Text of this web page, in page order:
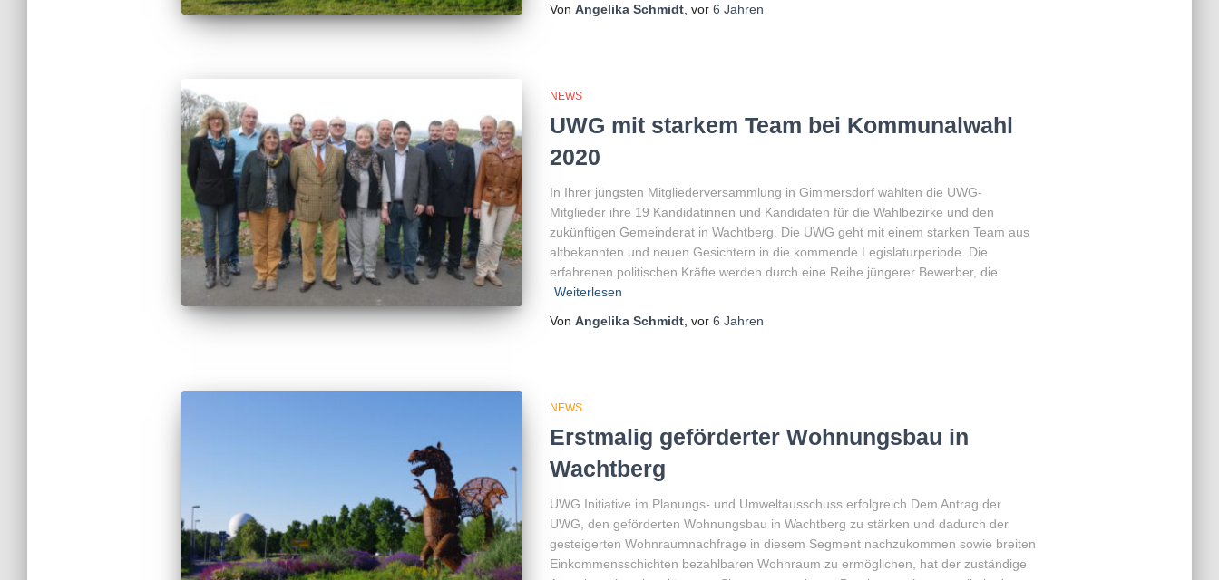
Von Angelika Schmidt, vor 6 Jahren
NEWS
UWG mit starkem Team bei Kommunalwahl
2020
In Ihrer jüngsten Mitgliederversammlung in Gimmersdorf wählten die UWG-
Mitglieder ihre 19 Kandidatinnen und Kandidaten für die Wahlbezirke und den
zukünftigen Gemeinderat in Wachtberg. Die UWG geht mit einem starken Team aus
altbekannten und neuen Gesichtern in die kommende Legislaturperiode. Die
erfahrenen politischen Kräfte werden durch eine Reihe jüngerer Bewerber, die
Weiterlesen
Von Angelika Schmidt, vor 6 Jahren
NEWS
Erstmalig geförderter Wohnungsbau in
Wachtberg
UWG Initiative im Planungs- und Umweltausschuss erfolgreich Dem Antrag der
UWG, den geförderten Wohnungsbau in Wachtberg zu stärken und dadurch der
gesteigerten Wohnraumnachfrage in diesem Segment nachzukommen sowie breiten
Einkommensschichten bezahlbaren Wohnraum zu ermöglichen, hat der zuständige